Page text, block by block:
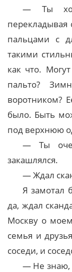
— Ты
пальцами с
такими
как что.
пальто?
воротником?
было. Быть
под верхнюю
— Ты
закашлялся.
— Ждал
Я замотал
да, ждал
Москву о
семья и
соседи, и
— Не знаю,